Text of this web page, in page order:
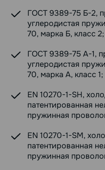
ГОСТ 9389-75 Б-2,
углеродистая
70, марка Б, класс 2;
ГОСТ 9389-75 А-1,
углеродистая
70, марка А, класс 1;
EN 10270-1-SH,
патентированная
пружинная
EN 10270-1-SM,
патентированная
пружинная